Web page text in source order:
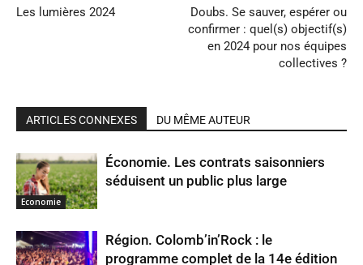
Les lumières 2024
Doubs. Se sauver, espérer ou
confirmer : quel(s) objectif(s)
en 2024 pour nos équipes
collectives ?
ARTICLES CONNEXES DU MÊME AUTEUR
Economie
Économie. Les contrats saisonniers
séduisent un public plus large
Région. Colomb’in’Rock : le
programme complet de la 14e édition